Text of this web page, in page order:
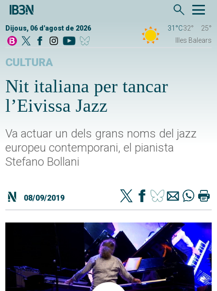
Dijous, 06 d'agost de 2026 31°C32°
25°
Illes Balears
CULTURA
Nit italiana per tancar
l’Eivissa Jazz
Va actuar un dels grans noms del jazz
europeu contemporani, el pianista
Stefano Bollani
08/09/2019